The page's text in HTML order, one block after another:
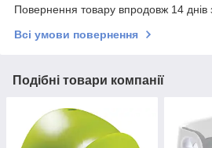
Повернення товару впродовж 14 днів
Всі умови повернення
Подібні товари компанії